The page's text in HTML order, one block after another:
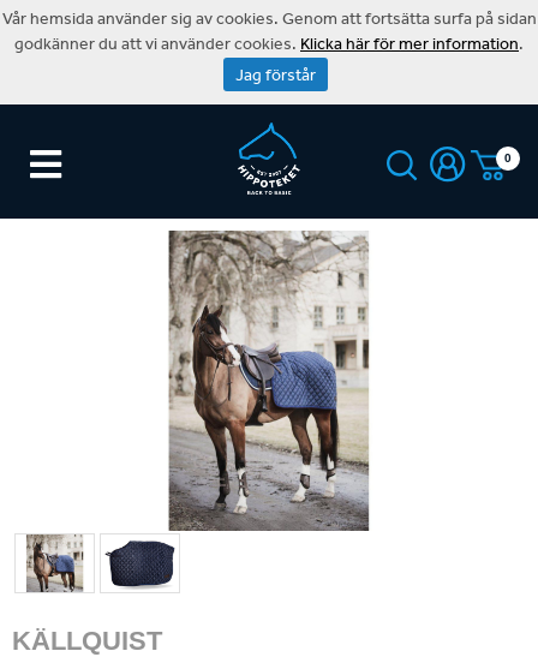
0
KÄLLQUIST
Vår hemsida använder sig av cookies. Genom att fortsätta surfa på sidan
godkänner du att vi använder cookies. Klicka här för mer information.
Jag förstår